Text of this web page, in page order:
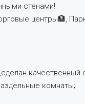
стенами!
центры🏦,
комнаты;